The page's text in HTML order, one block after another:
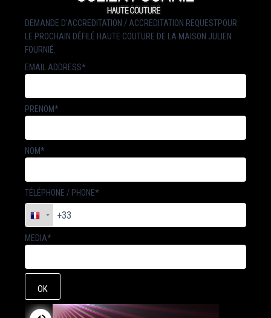
DEMANDE D'ACCREDITATION / ACCREDITATION REQUESTPOUR
LE PROCHAIN DÉFILÉ HAUTE COUTURE DE LA MAISON JULIEN
FOURNIÉ.
EMAIL ADDRESS*
PRENOM*
NOM*
TÉLÉPHONE / PHONE*
MEDIA*